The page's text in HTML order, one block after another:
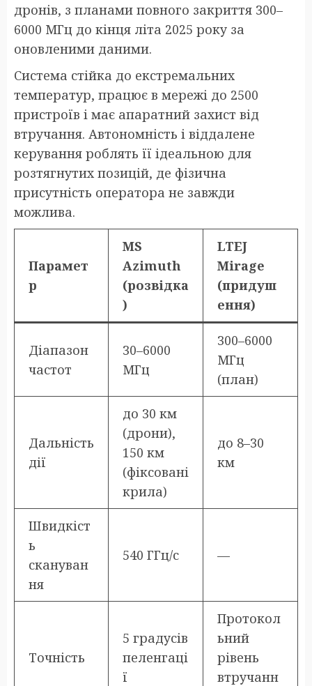
дронів, з планами повного закриття 300–
6000 МГц до кінця літа 2025 року за
оновленими даними.
Система стійка до екстремальних
температур, працює в мережі до 2500
пристроїв і має апаратний захист від
втручання. Автономність і віддалене
керування роблять її ідеальною для
розтягнутих позицій, де фізична
присутність оператора не завжди
можлива.
Парамет
р
MS
Azimuth
(розвідка
)
LTEJ
Mirage
(придуш
ення)
Діапазон
частот
30–6000
МГц
300–6000
МГц
(план)
Дальність
дії
до 30 км
(дрони),
150 км
(фіксовані
крила)
до 8–30
км
Швидкіст
ь
скануван
ня
540 ГГц/с —
Точність
5 градусів
пеленгаці
ї
Протокол
ьний
рівень
втручанн